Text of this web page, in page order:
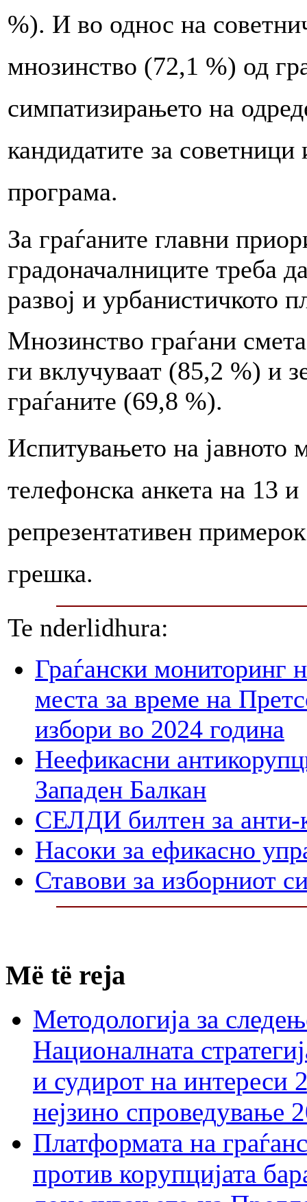
%). И во однос на
мнозинство (72,1 %) од
симпатизирањето на
кандидатите за
програма.
За граѓаните главни
градоначалниците треба
развој и урбанистичкото
Мнозинство граѓани
ги вклучуваат (85,2 %) и
граѓаните (69,8 %).
Испитувањето на јавното
телефонска анкета на 13
репрезентативен
грешка.
Te nderlidhura:
Граѓански мониторинг
места за време на
избори во 2024 година
Неефикасни
Западен Балкан
СЕЛДИ билтен за анти-
Насоки за ефикасно
Ставови за изборниот
Më të reja
Методологија за
Националната
и судирот на интереси
нејзино спроведување
Платформата на
против корупцијата